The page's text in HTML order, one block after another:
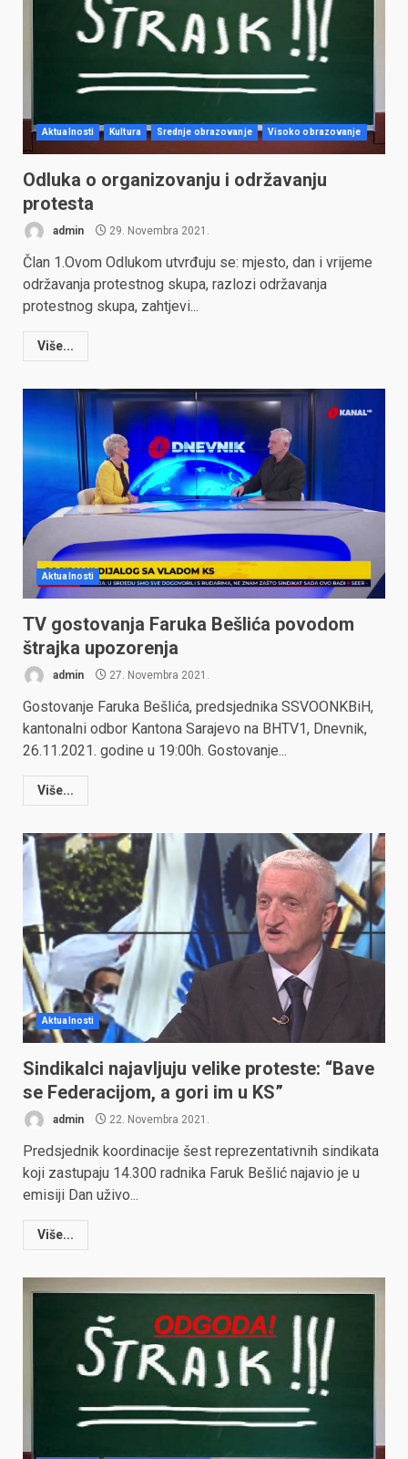
Aktualnosti Kultura Srednje obrazovanje Visoko obrazovanje
Odluka o organizovanju i održavanju
protesta
admin 29. Novembra 2021.
Član 1.Ovom Odlukom utvrđuju se: mjesto, dan i vrijeme
održavanja protestnog skupa, razlozi održavanja
protestnog skupa, zahtjevi...
Više...
Aktualnosti
TV gostovanja Faruka Bešlića povodom
štrajka upozorenja
admin 27. Novembra 2021.
Gostovanje Faruka Bešlića, predsjednika SSVOONKBiH,
kantonalni odbor Kantona Sarajevo na BHTV1, Dnevnik,
26.11.2021. godine u 19:00h. Gostovanje...
Više...
Aktualnosti
Sindikalci najavljuju velike proteste: “Bave
se Federacijom, a gori im u KS”
admin 22. Novembra 2021.
Predsjednik koordinacije šest reprezentativnih sindikata
koji zastupaju 14.300 radnika Faruk Bešlić najavio je u
emisiji Dan uživo...
Više...